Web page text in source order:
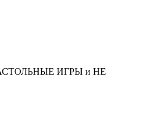
ИГРЫ и НЕ